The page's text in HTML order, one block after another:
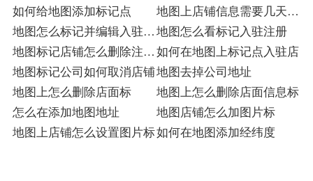
驻
标
如何给地图添加标记点
地图上店铺信息需要几天注
册
地图怎么标记并编辑入驻注
册
地图怎么看标记入驻注册
地图标记店铺怎么删除注册
店
如何在地图上标记点入驻店
地图标记公司如何取消店铺地图去掉公司地址
地图上怎么删除店面标
地图上怎么删除店面信息标
怎么在添加地图地址
地图店铺怎么加图片标
地图上店铺怎么设置图片标如何在地图添加经纬度